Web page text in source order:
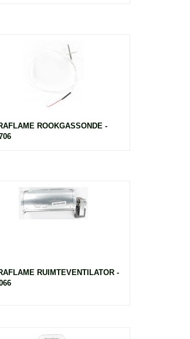
ROOKGASSONDE -
RUIMTEVENTILATOR -